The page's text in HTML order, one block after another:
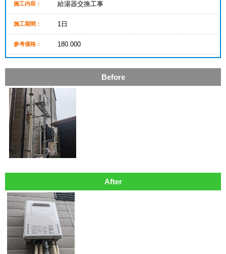
施工内容： 給湯器交換工事
施工期間： 1日
参考価格： 180.000
Before
After